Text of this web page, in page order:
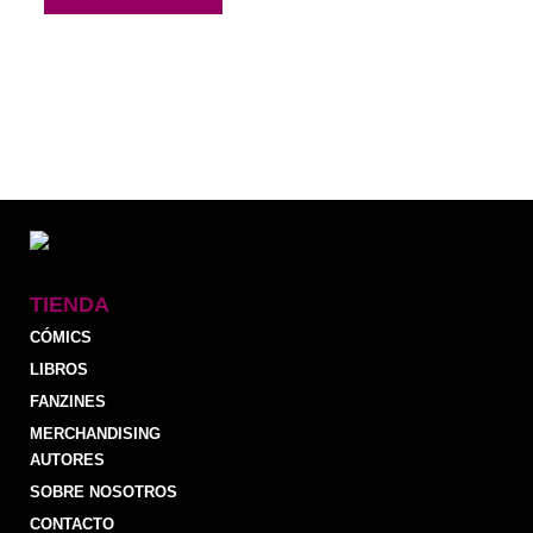
TIENDA
CÓMICS
LIBROS
FANZINES
MERCHANDISING
AUTORES
SOBRE NOSOTROS
CONTACTO